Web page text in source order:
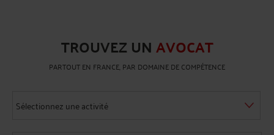
TROUVEZ UNAVOCAT
PARTOUT EN FRANCE, PAR DOMAINE DE COMPÉTENCE